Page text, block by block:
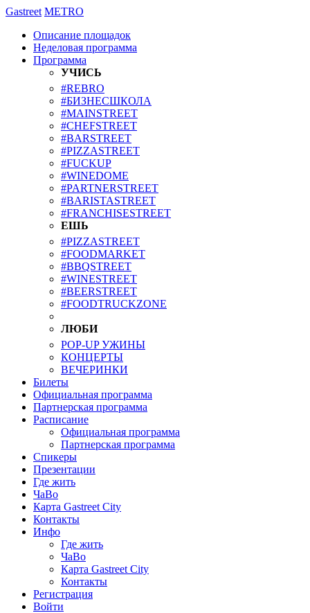
Gastreet METRO
Описание площадок
Неделовая программа
Программа
УЧИСЬ
#REBRO
#БИЗНЕСШКОЛА
#MAINSTREET
#CHEFSTREET
#BARSTREET
#PIZZASTREET
#FUCKUP
#WINEDOME
#PARTNERSTREET
#BARISTASTREET
#FRANCHISESTREET
ЕШЬ
#PIZZASTREET
#FOODMARKET
#BBQSTREET
#WINESTREET
#BEERSTREET
#FOODTRUCKZONE
ЛЮБИ
POP-UP УЖИНЫ
КОНЦЕРТЫ
ВЕЧЕРИНКИ
Билеты
Официальная программа
Партнерская программа
Расписание
Официальная программа
Партнерская программа
Спикеры
Презентации
Где жить
ЧаВо
Карта Gastreet City
Контакты
Инфо
Где жить
ЧаВо
Карта Gastreet City
Контакты
Регистрация
Войти